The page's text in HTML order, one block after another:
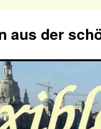
aus der